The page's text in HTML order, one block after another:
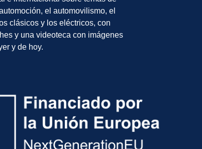
el automovilismo, el
clásicos y los eléctricos, con
y una videoteca con imágenes
y de hoy.